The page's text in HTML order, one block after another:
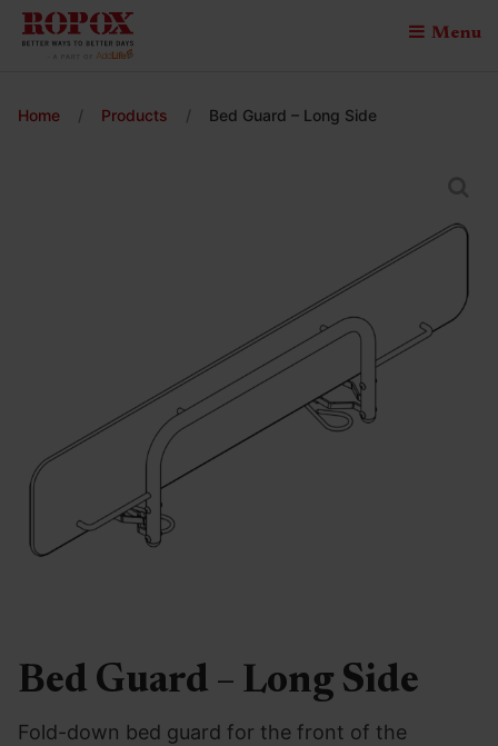
Menu
Home / Products / Bed Guard – Long Side
Bed Guard – Long Side
Fold-down bed guard for the front of the